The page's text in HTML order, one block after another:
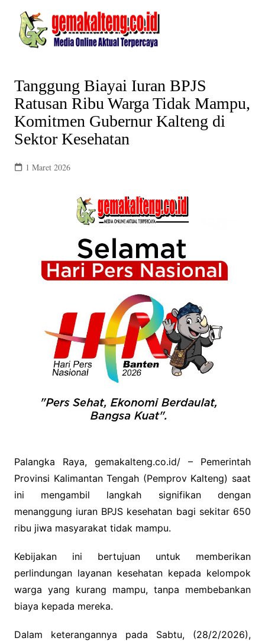
content
Tanggung Biayai Iuran BPJS
Ratusan Ribu Warga Tidak Mampu,
Komitmen Gubernur Kalteng di
Sektor Kesehatan
1 Maret 2026
Palangka Raya, gemakalteng.co.id/ – Pemerintah
Provinsi Kalimantan Tengah (Pemprov Kalteng) saat
ini mengambil langkah signifikan dengan
menanggung iuran BPJS kesehatan bagi sekitar 650
ribu jiwa masyarakat tidak mampu.
Kebijakan ini bertujuan untuk memberikan
perlindungan layanan kesehatan kepada kelompok
warga yang kurang mampu, tanpa membebankan
biaya kepada mereka.
Dalam keterangannya pada Sabtu, (28/2/2026),